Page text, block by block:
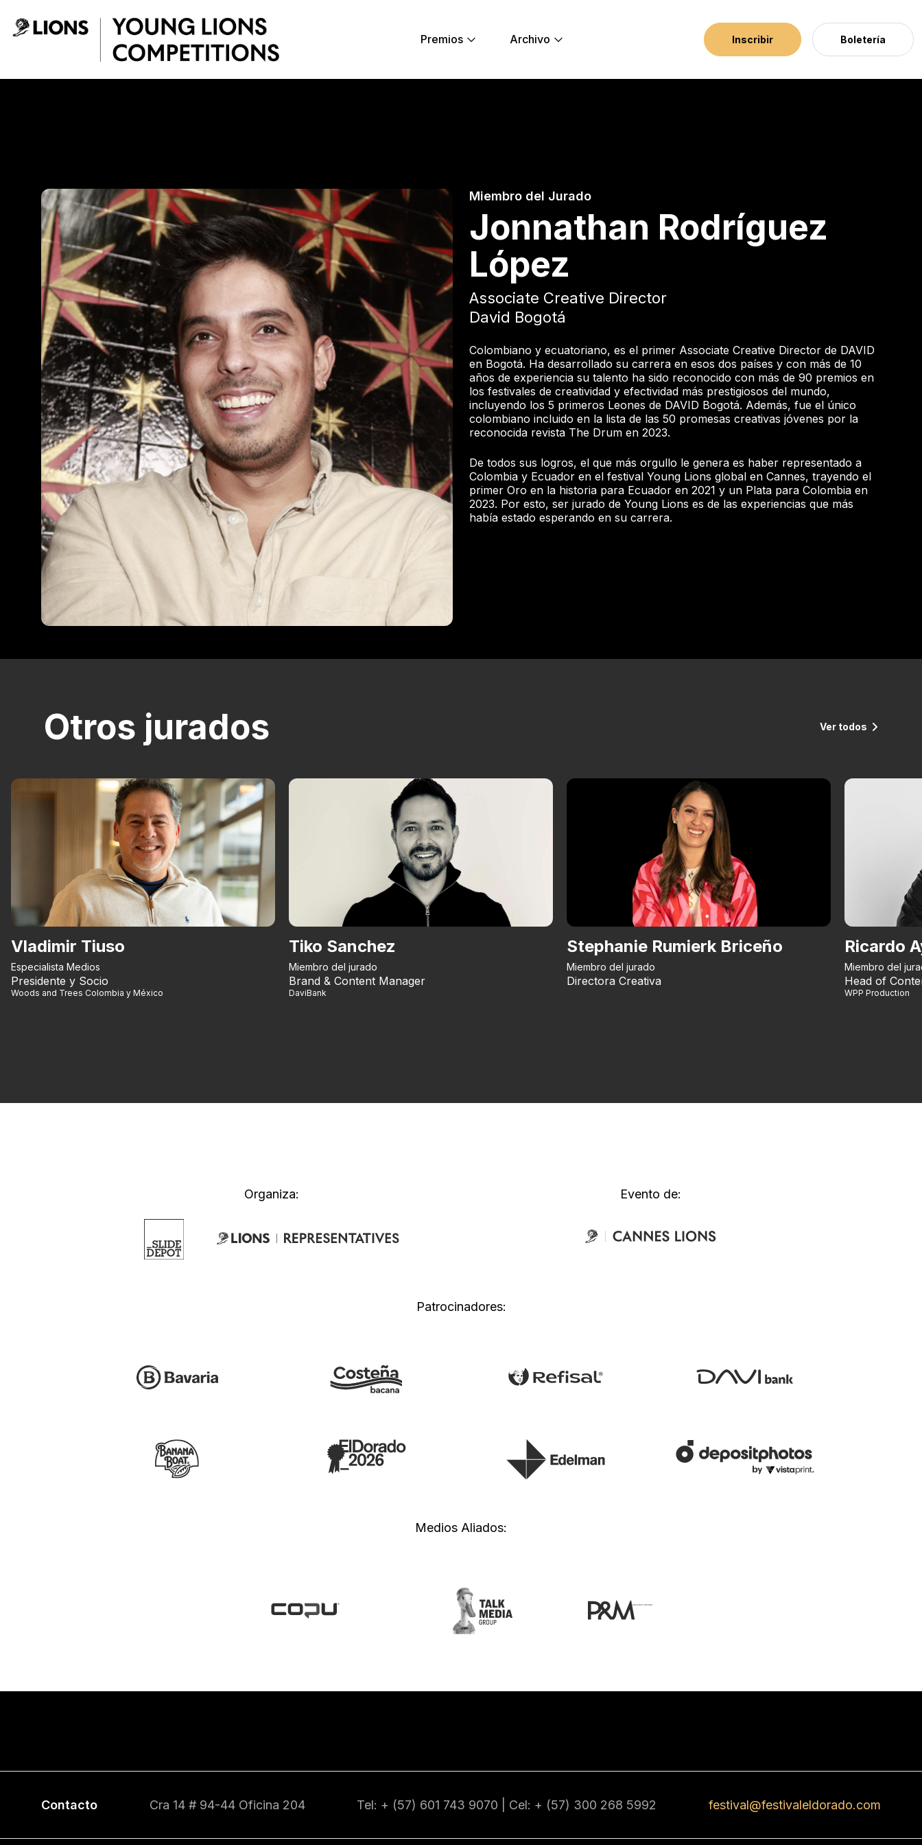
Premios
Archivo Inscribir Boletería
Miembro del Jurado
Jonnathan Rodríguez
López
Associate Creative Director
David Bogotá
Colombiano y ecuatoriano, es el primer Associate Creative Director de DAVID
en Bogotá. Ha desarrollado su carrera en esos dos países y con más de 10
años de experiencia su talento ha sido reconocido con más de 90 premios en
los festivales de creatividad y efectividad más prestigiosos del mundo,
incluyendo los 5 primeros Leones de DAVID Bogotá. Además, fue el único
colombiano incluido en la lista de las 50 promesas creativas jóvenes por la
reconocida revista The Drum en 2023.
De todos sus logros, el que más orgullo le genera es haber representado a
Colombia y Ecuador en el festival Young Lions global en Cannes, trayendo el
primer Oro en la historia para Ecuador en 2021 y un Plata para Colombia en
2023. Por esto, ser jurado de Young Lions es de las experiencias que más
había estado esperando en su carrera.
Otros jurados Ver todos
Vladimir Tiuso
Especialista Medios
Presidente y Socio
Woods and Trees Colombia y México
Tiko Sanchez
Miembro del jurado
Brand & Content Manager
DaviBank
Stephanie Rumierk Briceño
Miembro del jurado
Directora Creativa
Ricardo
Miembro del
Head of
WPP Production
Organiza: Evento de:
Patrocinadores:
Medios Aliados:
Contacto Cra 14 # 94-44 Oficina 204 Tel: + (57) 601 743 9070 | Cel: + (57) 300 268 5992 festival@festivaleldorado.com